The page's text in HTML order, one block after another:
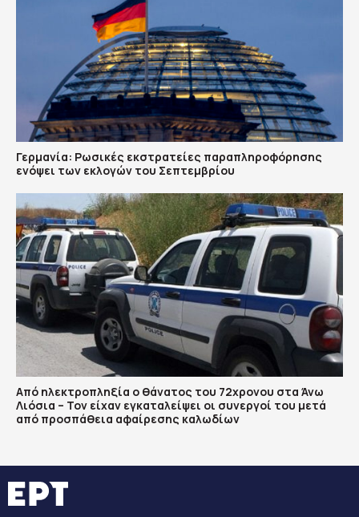
Γερμανία: Ρωσικές εκστρατείες παραπληροφόρησης
ενόψει των εκλογών του Σεπτεμβρίου
Από ηλεκτροπληξία ο θάνατος του 72χρονου στα Άνω
Λιόσια – Τον είχαν εγκαταλείψει οι συνεργοί του μετά
από προσπάθεια αφαίρεσης καλωδίων